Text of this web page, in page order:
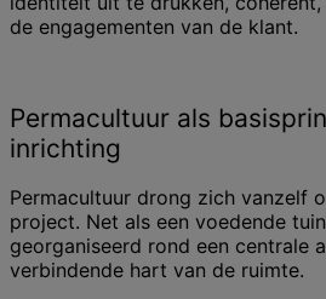
de engagementen van de klant.
Permacultuur als
inrichting
Permacultuur drong zich vanzelf
project. Net als een voedende
georganiseerd rond een centrale
verbindende hart van de ruimte.